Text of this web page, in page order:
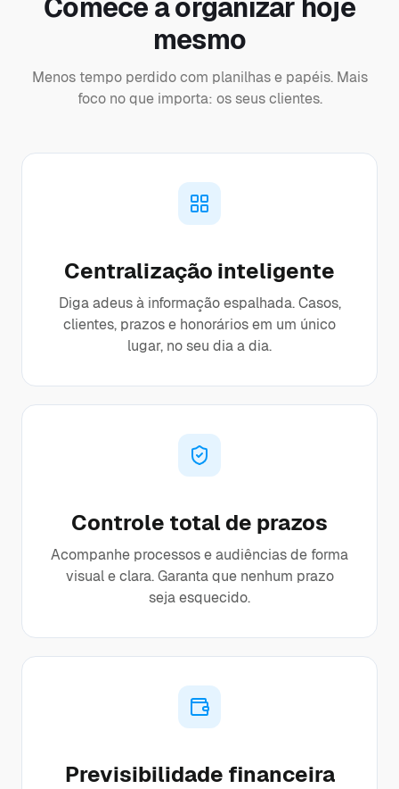
Comece a organizar hoje
mesmo
Menos tempo perdido com planilhas e papéis. Mais
foco no que importa: os seus clientes.
Centralização inteligente
Diga adeus à informação espalhada. Casos,
clientes, prazos e honorários em um único
lugar, no seu dia a dia.
Controle total de prazos
Acompanhe processos e audiências de forma
visual e clara. Garanta que nenhum prazo
seja esquecido.
Previsibilidade financeira